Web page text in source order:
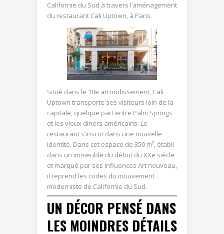
Californie du Sud à travers l’aménagement
du restaurant Cali Uptown, à Paris.
Situé dans le 10e arrondissement, Cali
Uptown transporte ses visiteurs loin de la
capitale, quelque part entre Palm Springs
et les vieux diners américains. Le
restaurant s’inscrit dans une nouvelle
identité. Dans cet espace de 350 m², établi
dans un immeuble du début du XXe siècle
et marqué par ses influences Art nouveau,
il reprend les codes du mouvement
moderniste de Californie du Sud.
UN DÉCOR PENSÉ DANS
LES MOINDRES DÉTAILS